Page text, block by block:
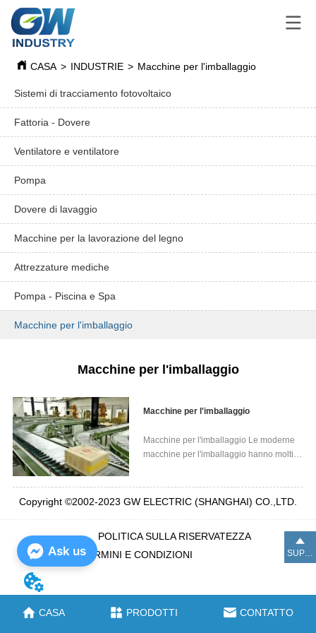
CASA > INDUSTRIE > Macchine per l'imballaggio
Sistemi di tracciamento fotovoltaico
Fattoria - Dovere
Ventilatore e ventilatore
Pompa
Dovere di lavaggio
Macchine per la lavorazione del legno
Attrezzature mediche
Pompa - Piscina e Spa
Macchine per l'imballaggio
Macchine per l'imballaggio
Macchine per l'imballaggio
Macchine per l'imballaggio Le moderne
macchine per l'imballaggio hanno molti
alte prestazioni necessarie per le
Copyright ©2002-2023 GW ELECTRIC (SHANGHAI) CO.,LTD.
SUPERIORE
POLITICA SULLA RISERVATEZZA
TERMINI E CONDIZIONI
CASA PRODOTTI CONTATTO
Ask us